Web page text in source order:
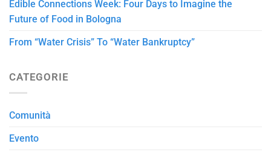
Edible Connections Week: Four Days to Imagine the
Future of Food in Bologna
From “Water Crisis” To “Water Bankruptcy”
CATEGORIE
Comunità
Evento